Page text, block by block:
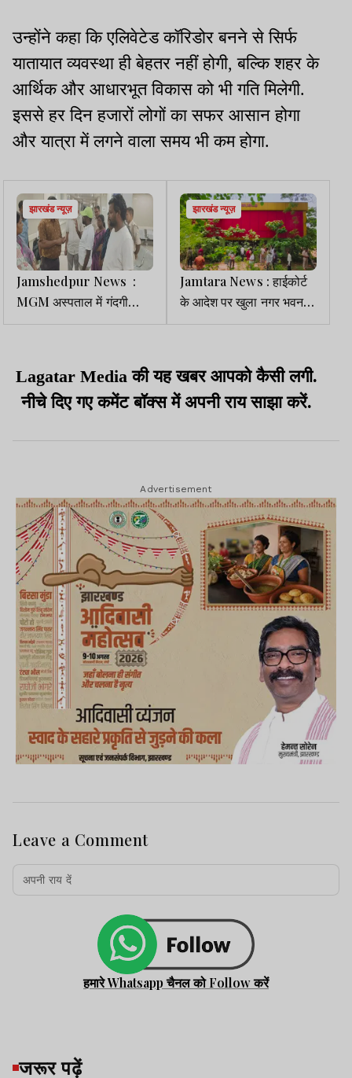
उन्होंने कहा कि एलिवेटेड कॉरिडोर बनने से सिर्फ
यातायात व्यवस्था ही बेहतर नहीं होगी, बल्कि शहर के
आर्थिक और आधारभूत विकास को भी गति मिलेगी.
इससे हर दिन हजारों लोगों का सफर आसान होगा
और यात्रा में लगने वाला समय भी कम होगा.
झारखंड न्यूज़
Jamshedpur News :
MGM अस्पताल में गंदगी
देखकर भड़के विधायक, गुटखा-
झारखंड न्यूज़
Jamtara News : हाईकोर्ट
के आदेश पर खुला नगर भवन
का ताला, JBC स्कूल ऑफ
Lagatar Media की यह खबर आपको कैसी लगी.
नीचे दिए गए कमेंट बॉक्स में अपनी राय साझा करें.
Advertisement
Leave a Comment
हमारे Whatsapp चैनल को Follow करें
जरूर पढ़ें